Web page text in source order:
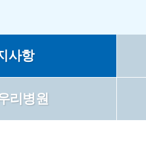
사항
리병원